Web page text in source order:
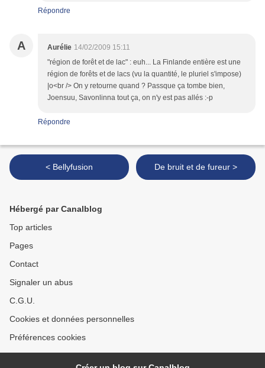
Répondre
A Aurélie 14/02/2009 15:11
"région de forêt et de lac" : euh... La Finlande entière est une
région de forêts et de lacs (vu la quantité, le pluriel s'impose)
|o<br /> On y retourne quand ? Passque ça tombe bien,
Joensuu, Savonlinna tout ça, on n'y est pas allés :-p
Répondre
< Bellyfusion De bruit et de fureur >
Hébergé par Canalblog
Top articles
Pages
Contact
Signaler un abus
C.G.U.
Cookies et données personnelles
Préférences cookies